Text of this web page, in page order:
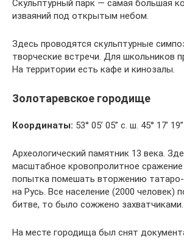
Скульптурный парк — самая большая
изваяний под открытым небом.
Здесь проводятся скульптурные
творческие встречи. Для школьников
На территории есть кафе и кинозалы.
Золотаревское городище
Координаты: 53° 05’ 05” с. ш. 45° 17’
Археологический памятник 13 века.
масштабное кровопролитное
попытка помешать вторжению татаро-
на Русь. Все население (2000 человек)
битве, то было сожжено захватчиками.
На месте городища был снят